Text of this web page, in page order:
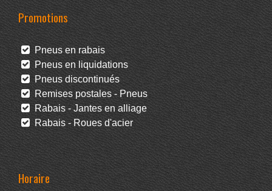
Promotions
Pneus en rabais
Pneus en liquidations
Pneus discontinués
Remises postales - Pneus
Rabais - Jantes en alliage
Rabais - Roues d'acier
Horaire